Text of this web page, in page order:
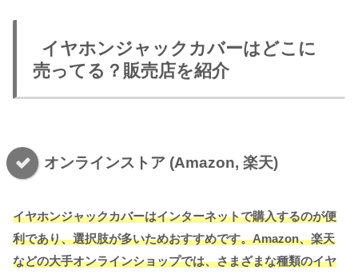
イヤホンジャックカバーはどこに
売ってる？販売店を紹介
オンラインストア (Amazon, 楽天)
イヤホンジャックカバーはインターネットで購入するのが便
利であり、選択肢が多いためおすすめです。Amazon、楽天
などの大手オンラインショップでは、さまざまな種類のイヤ